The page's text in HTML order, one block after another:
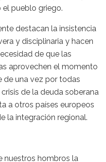
pueblo griego.
destacan la insistencia
y disciplinaria y hacen
de que las
aprovechen el momento
de una vez por todas
de la deuda soberana
a otros países europeos
la integración regional.
nuestros hombros la